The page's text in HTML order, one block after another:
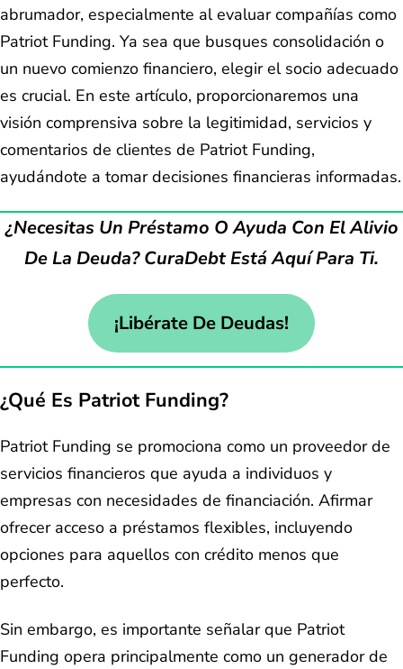
abrumador, especialmente al evaluar compañías como
Patriot Funding. Ya sea que busques consolidación o
un nuevo comienzo financiero, elegir el socio adecuado
es crucial. En este artículo, proporcionaremos una
visión comprensiva sobre la legitimidad, servicios y
comentarios de clientes de Patriot Funding,
ayudándote a tomar decisiones financieras informadas.
¿Necesitas Un Préstamo O Ayuda Con El Alivio
De La Deuda? CuraDebt Está Aquí Para Ti.
¡Libérate De Deudas!
¿Qué Es Patriot Funding?
Patriot Funding se promociona como un proveedor de
servicios financieros que ayuda a individuos y
empresas con necesidades de financiación. Afirmar
ofrecer acceso a préstamos flexibles, incluyendo
opciones para aquellos con crédito menos que
perfecto.
Sin embargo, es importante señalar que Patriot
Funding opera principalmente como un generador de